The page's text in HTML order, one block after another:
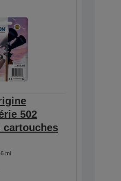
502
cartouches
ml